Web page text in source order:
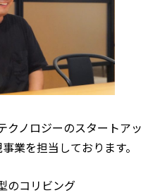
クノロジーのスタートアッ
業を担当しております。
のコリビング